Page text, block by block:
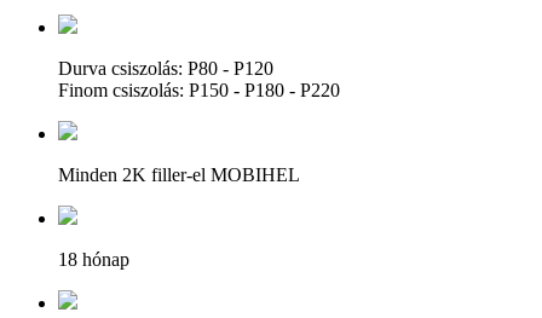
Durva csiszolás: P80 - P120
Finom csiszolás: P150 - P180 - P220
Minden 2K filler-el MOBIHEL
18 hónap